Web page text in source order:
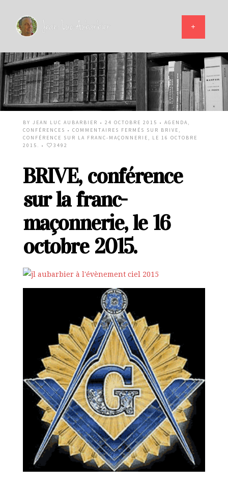
BY JEAN LUC AUBARBIER • 24 OCTOBRE 2015 • AGENDA,
CONFÉRENCES • COMMENTAIRES FERMÉS SUR BRIVE,
CONFÉRENCE SUR LA FRANC-MAÇONNERIE, LE 16 OCTOBRE
2015. • 3492
BRIVE, conférence
sur la franc-
maçonnerie, le 16
octobre 2015.